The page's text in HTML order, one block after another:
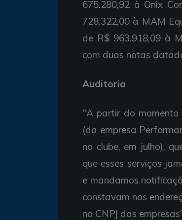
675.280,92 à Onix
728.322,00 à MAM
de R$ 963.918,09 à
com duas notas
Auditoria
"A partir do momento
(da empresa
no clube, em julho),
que esses serviços
e mandamos
constavam nos
no CNPJ das